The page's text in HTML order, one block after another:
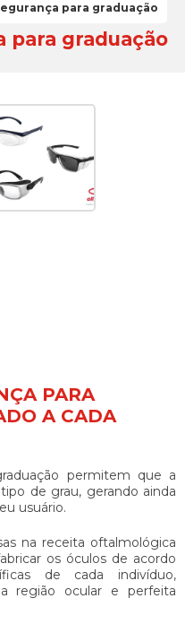
para graduação
para graduação
PARA
A CADA
permitem que a
de grau, gerando ainda
usuário.
na receita oftalmológica
os óculos de acordo
de cada indivíduo,
região ocular e perfeita